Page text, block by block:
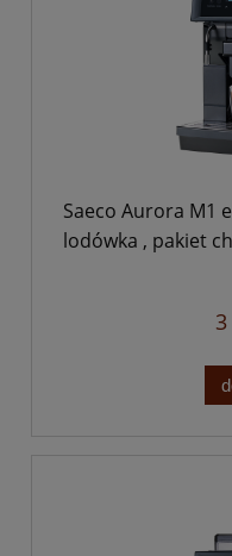
Saeco Aurora M1
lodówka , pakiet